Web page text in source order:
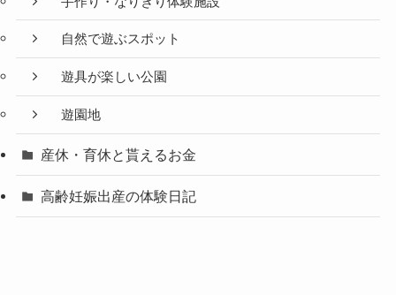
自然で遊ぶスポット
遊具が楽しい公園
遊園地
産休・育休と貰えるお金
高齢妊娠出産の体験日記